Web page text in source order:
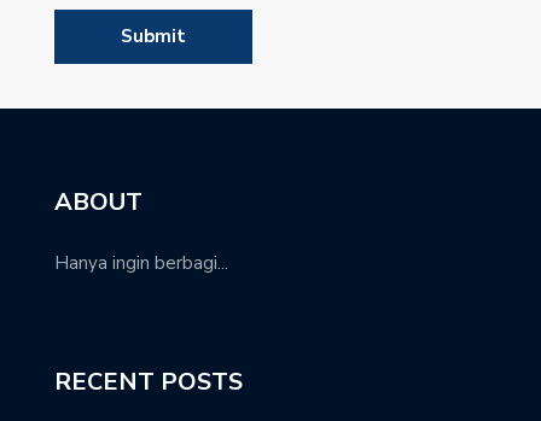
ABOUT
Hanya ingin berbagi...
RECENT POSTS